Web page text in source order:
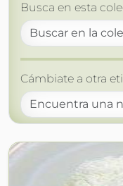
Busca en esta
Cámbiate a otra